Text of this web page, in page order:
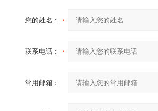
您的姓名：
联系电话：
常用邮箱：